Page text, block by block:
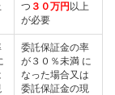
つ ３０万円 以上
が必要
委託保証金の率
が３０％未満 に
なった場合又は
委託保証金の現